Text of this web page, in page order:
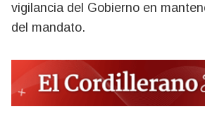
vigilancia del Gobierno en
del mandato.